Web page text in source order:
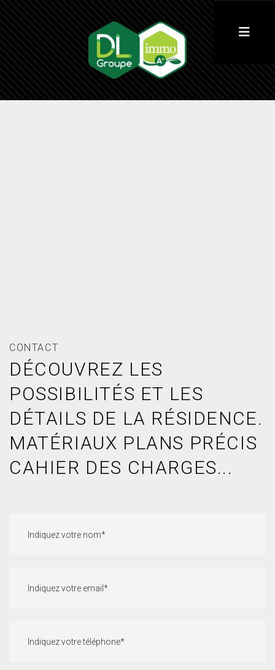
CONTACT
DÉCOUVREZ LES
POSSIBILITÉS ET LES
DÉTAILS DE LA RÉSIDENCE.
MATÉRIAUX PLANS PRÉCIS
CAHIER DES CHARGES...